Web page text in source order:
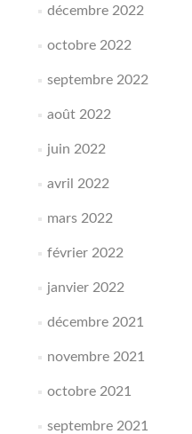
décembre 2022
octobre 2022
septembre 2022
août 2022
juin 2022
avril 2022
mars 2022
février 2022
janvier 2022
décembre 2021
novembre 2021
octobre 2021
septembre 2021